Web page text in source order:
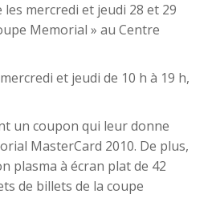
mercredi et jeudi 28 et 29
Memorial » au Centre
et jeudi de 10 h à 19 h,
un coupon qui leur donne
MasterCard 2010. De plus,
plasma à écran plat de 42
de billets de la coupe